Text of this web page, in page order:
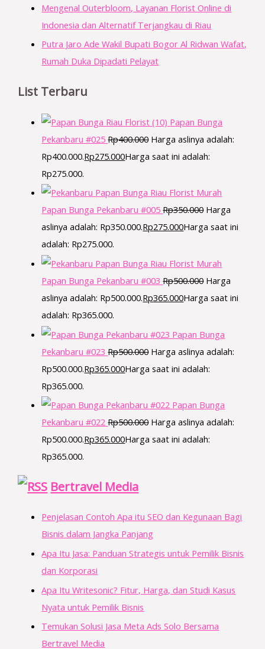
Mengenal Outerbloom, Layanan Florist Online di
Indonesia dan Alternatif Terjangkau di Riau
Putra Jaro Ade Wakil Bupati Bogor Al Ridwan Wafat,
Rumah Duka Dipadati Pelayat
List Terbaru
Papan Bunga
Pekanbaru #025 Rp400.000 Harga aslinya adalah:
Rp400.000.Rp275.000Harga saat ini adalah:
Rp275.000.
Papan Bunga Pekanbaru #005 Rp350.000 Harga
aslinya adalah: Rp350.000.Rp275.000Harga saat ini
adalah: Rp275.000.
Papan Bunga Pekanbaru #003 Rp500.000 Harga
aslinya adalah: Rp500.000.Rp365.000Harga saat ini
adalah: Rp365.000.
Papan Bunga
Pekanbaru #023 Rp500.000 Harga aslinya adalah:
Rp500.000.Rp365.000Harga saat ini adalah:
Rp365.000.
Papan Bunga
Pekanbaru #022 Rp500.000 Harga aslinya adalah:
Rp500.000.Rp365.000Harga saat ini adalah:
Rp365.000.
Bertravel Media
Penjelasan Contoh Apa itu SEO dan Kegunaan Bagi
Bisnis dalam Jangka Panjang
Apa Itu Jasa: Panduan Strategis untuk Pemilik Bisnis
dan Korporasi
Apa Itu Writesonic? Fitur, Harga, dan Studi Kasus
Nyata untuk Pemilik Bisnis
Temukan Solusi Jasa Meta Ads Solo Bersama
Bertravel Media